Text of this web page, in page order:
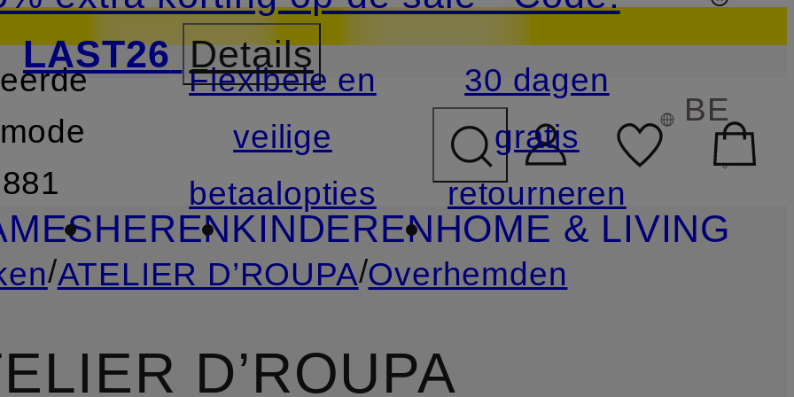
GA NAAR ZOEKEN
LAST26 Details
Flexibele en
veilige
betaalopties
30 dagen
gratis
retourneren
BE
HERENKINDERENHOME & LIVING
/ATELIER D’ROUPA/Overhemden
D’ROUPA